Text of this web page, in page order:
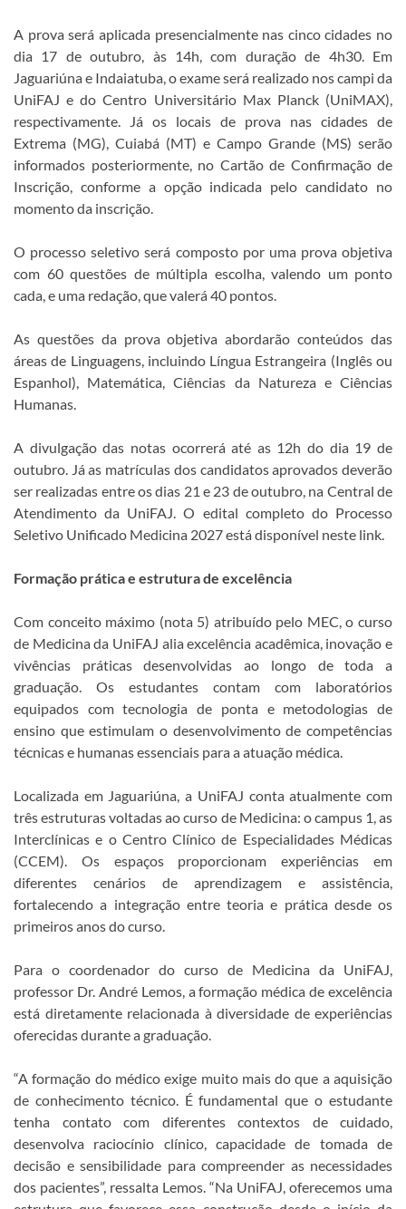
A prova será aplicada presencialmente nas cinco cidades no
dia 17 de outubro, às 14h, com duração de 4h30. Em
Jaguariúna e Indaiatuba, o exame será realizado nos campi da
UniFAJ e do Centro Universitário Max Planck (UniMAX),
respectivamente. Já os locais de prova nas cidades de
Extrema (MG), Cuiabá (MT) e Campo Grande (MS) serão
informados posteriormente, no Cartão de Confirmação de
Inscrição, conforme a opção indicada pelo candidato no
momento da inscrição.
O processo seletivo será composto por uma prova objetiva
com 60 questões de múltipla escolha, valendo um ponto
cada, e uma redação, que valerá 40 pontos.
As questões da prova objetiva abordarão conteúdos das
áreas de Linguagens, incluindo Língua Estrangeira (Inglês ou
Espanhol), Matemática, Ciências da Natureza e Ciências
Humanas.
A divulgação das notas ocorrerá até as 12h do dia 19 de
outubro. Já as matrículas dos candidatos aprovados deverão
ser realizadas entre os dias 21 e 23 de outubro, na Central de
Atendimento da UniFAJ. O edital completo do Processo
Seletivo Unificado Medicina 2027 está disponível neste link.
Formação prática e estrutura de excelência
Com conceito máximo (nota 5) atribuído pelo MEC, o curso
de Medicina da UniFAJ alia excelência acadêmica, inovação e
vivências práticas desenvolvidas ao longo de toda a
graduação. Os estudantes contam com laboratórios
equipados com tecnologia de ponta e metodologias de
ensino que estimulam o desenvolvimento de competências
técnicas e humanas essenciais para a atuação médica.
Localizada em Jaguariúna, a UniFAJ conta atualmente com
três estruturas voltadas ao curso de Medicina: o campus 1, as
Interclínicas e o Centro Clínico de Especialidades Médicas
(CCEM). Os espaços proporcionam experiências em
diferentes cenários de aprendizagem e assistência,
fortalecendo a integração entre teoria e prática desde os
primeiros anos do curso.
Para o coordenador do curso de Medicina da UniFAJ,
professor Dr. André Lemos, a formação médica de excelência
está diretamente relacionada à diversidade de experiências
oferecidas durante a graduação.
“A formação do médico exige muito mais do que a aquisição
de conhecimento técnico. É fundamental que o estudante
tenha contato com diferentes contextos de cuidado,
desenvolva raciocínio clínico, capacidade de tomada de
decisão e sensibilidade para compreender as necessidades
dos pacientes”, ressalta Lemos. “Na UniFAJ, oferecemos uma